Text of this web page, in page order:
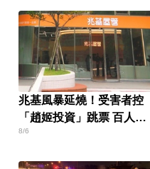
兆基風暴延燒！受害者控
「趙姬投資」跳票 百人怒
組自救會
8/6